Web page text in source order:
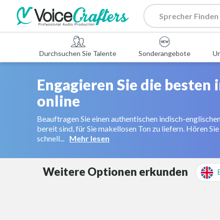
Durchsuchen Sie Talente Sonderangebote
Engagieren Sie die
online
Beauftragen Sie einen authentischen indisch-
bereit sind, für Sie makellosen Ton zu liefern. Hören
schnell... Mehr lesen
Weitere Optionen erkunden